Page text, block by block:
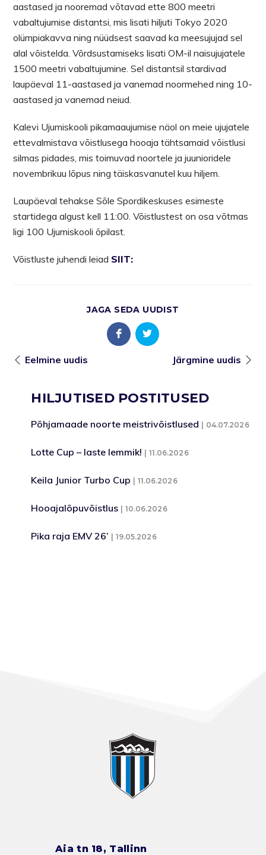
aastased ja nooremad võtavad ette 800 meetri
vabaltujumise distantsi, mis lisati hiljuti Tokyo 2020
olümpiakavva ning nüüdsest saavad ka meesujujad sel
alal võistelda. Võrdsustamiseks lisati OM-il naisujujatele
1500 meetri vabaltujumine. Sel distantsil stardivad
laupäeval 11-aastased ja vanemad noormehed ning 10-
aastased ja vanemad neiud.
Kalevi Ujumiskooli pikamaaujumise näol on meie ujujatele
ettevalmistava võistlusega hooaja tähtsamaid võistlusi
silmas pidades, mis toimuvad noortele ja juunioridele
novembrikuu lõpus ning täiskasvanutel kuu hiljem.
Laupäeval tehakse Sõle Spordikeskuses esimeste
startidega algust kell 11:00. Võistlustest on osa võtmas
ligi 100 Ujumiskooli õpilast.
Võistluste juhendi leiad SIIT:
JAGA SEDA UUDIST
Eelmine uudis Järgmine uudis
HILJUTISED POSTITUSED
Põhjamaade noorte meistrivõistlused 04.07.2026
Lotte Cup – laste lemmik! 11.06.2026
Keila Junior Turbo Cup 11.06.2026
Hooajalõpuvõistlus 10.06.2026
Pika raja EMV 26’ 19.05.2026
Aia tn 18, Tallinn